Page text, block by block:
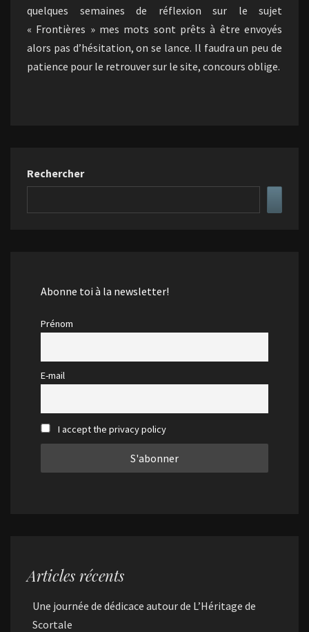
quelques semaines de réflexion sur le sujet
« Frontières » mes mots sont prêts à être envoyés
alors pas d’hésitation, on se lance. Il faudra un peu de
patience pour le retrouver sur le site, concours oblige.
Rechercher
Abonne toi à la newsletter!
Prénom
E-mail
I accept the privacy policy
Articles récents
Une journée de dédicace autour de L’Héritage de
Scortale